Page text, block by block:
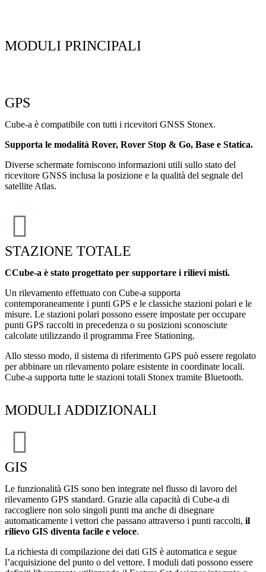
MODULI PRINCIPALI
GPS
Cube-a è compatibile con tutti i ricevitori GNSS Stonex.
Supporta le modalità Rover, Rover Stop & Go, Base e Statica.
Diverse schermate forniscono informazioni utili sullo stato del
ricevitore GNSS inclusa la posizione e la qualità del segnale del
satellite Atlas.
STAZIONE TOTALE
CCube-a è stato progettato per supportare i rilievi misti.
Un rilevamento effettuato con Cube-a supporta
contemporaneamente i punti GPS e le classiche stazioni polari e le
misure. Le stazioni polari possono essere impostate per occupare
punti GPS raccolti in precedenza o su posizioni sconosciute
calcolate utilizzando il programma Free Stationing.
Allo stesso modo, il sistema di riferimento GPS può essere regolato
per abbinare un rilevamento polare esistente in coordinate locali.
Cube-a supporta tutte le stazioni totali Stonex tramite Bluetooth.
MODULI ADDIZIONALI
GIS
Le funzionalità GIS sono ben integrate nel flusso di lavoro del
rilevamento GPS standard. Grazie alla capacità di Cube-a di
raccogliere non solo singoli punti ma anche di disegnare
automaticamente i vettori che passano attraverso i punti raccolti, il
rilievo GIS diventa facile e veloce.
La richiesta di compilazione dei dati GIS è automatica e segue
l’acquisizione del punto o del vettore. I moduli dati possono essere